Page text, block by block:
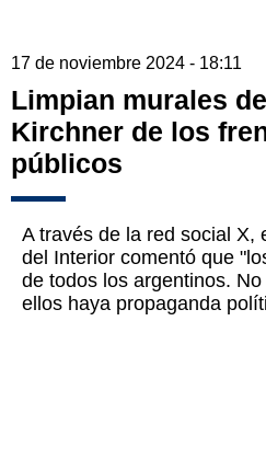
17 de noviembre 2024 - 18:11
Limpian murales
Kirchner de los
públicos
A través de la red social X,
del Interior comentó que
de todos los argentinos.
ellos haya propaganda